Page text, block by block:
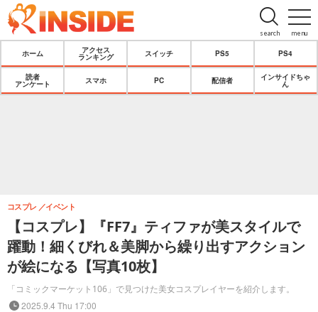
menu
search
ホーム
アクセス
ランキング
スイッチ PS5 PS4
読者
アンケート
スマホ PC 配信者
インサイドちゃ
ん
【コスプレ】『FF7』ティファが美スタイルで
躍動！細くびれ＆美脚から繰り出すアクション
が絵になる【写真10枚】
「コミックマーケット106」で見つけた美女コスプレイヤーを紹介します。
コスプレ イベント
2025.9.4 Thu 17:00